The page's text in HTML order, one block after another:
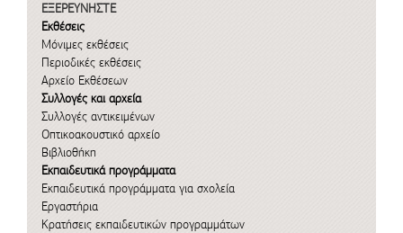
ΕΞΕΡΕΥΝΗΣΤΕ
Εκθέσεις
Μόνιμες εκθέσεις
Περιοδικές εκθέσεις
Αρχείο Εκθέσεων
Συλλογές και αρχεία
Συλλογές αντικειμένων
Οπτικοακουστικό αρχείο
Βιβλιοθήκη
Εκπαιδευτικά προγράμματα
Εκπαιδευτικά προγράμματα για σχολεία
Εργαστήρια
Κρατήσεις εκπαιδευτικών προγραμμάτων